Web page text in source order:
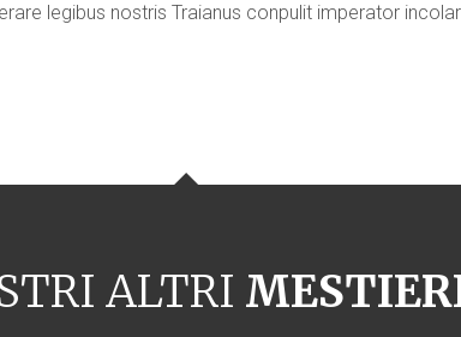
legibus nostris Traianus conpulit imperator
ALTRI